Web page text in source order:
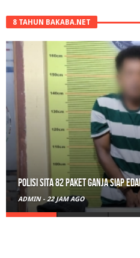
8 TAHUN BAKABA.NET
Polisi Sita 82 Paket Ganja Siap
ADMIN - 22 JAM AGO